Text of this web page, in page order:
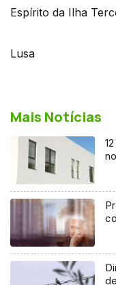
Espírito da Ilha
Lusa
Mais Notícias